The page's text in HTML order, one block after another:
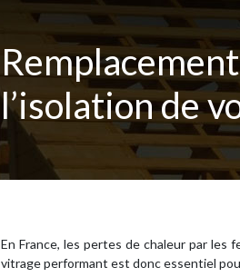
l’isolation de
En France, les pertes de chaleur par les
vitrage performant est donc essentiel